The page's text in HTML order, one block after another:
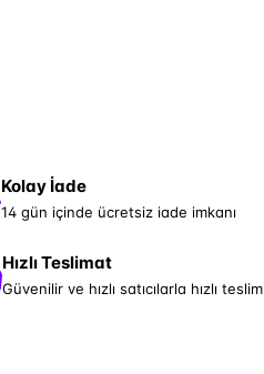
Kolay İade
14 gün içinde ücretsiz iade imkanı
Hızlı Teslimat
Güvenilir ve hızlı satıcılarla hızlı teslim